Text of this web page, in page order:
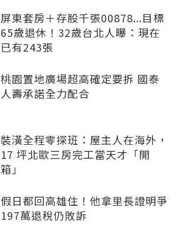
屏東套房＋存股千張00878...目標
65歲退休！32歲台北人曝：現在
已有243張
桃園置地廣場超高確定要拆 國泰
人壽承諾全力配合
裝潢全程零探班：屋主人在海外，
17 坪北歐三房完工當天才「開
箱」
假日都回高雄住！他拿里長證明爭
197萬退稅仍敗訴